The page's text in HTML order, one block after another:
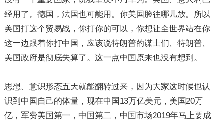
经用了。德国，法国也可能用。你美国脸往哪儿放。所以
美国打这个贸易战，你打你的可以，你想让全世界站在你
这一边跟着你打中国，应该说特朗普的谋士们、特朗普、
美国政府是彻底失算了。这一点中国原来也没有想到。
思想、意识形态五天就能翻转过来，因为大家这时候也认
识到中国自己的体量，现在中国13万亿美元，美国20万
亿，军费美国第一，中国第二，中国市场2019年马上要成